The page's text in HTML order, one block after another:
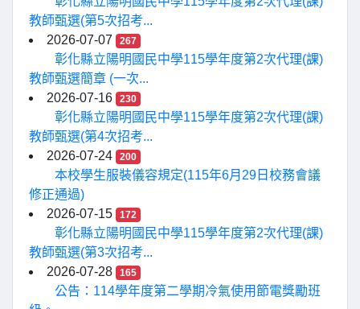
教師甄選(第5次招考...
2026-07-07
267
彰化縣立陽明國民中學115學年度第2次代理(課)
教師甄選簡章 (一次...
2026-07-16
230
彰化縣立陽明國民中學115學年度第2次代理(課)
教師甄選(第4次招考...
2026-07-24
200
本校學生服裝儀容規定(115年6月29日校務會議
修正通過)
2026-07-15
172
彰化縣立陽明國民中學115學年度第2次代理(課)
教師甄選(第3次招考...
2026-07-28
165
公告：114學年度第二學期冷氣使用節電獎勵班